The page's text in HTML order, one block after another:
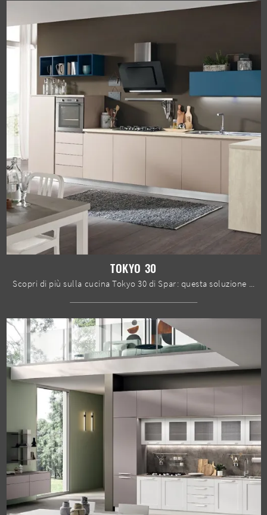
TOKYO 30
Scopri di più sulla cucina Tokyo 30 di Spar: questa soluzione in laccato opaco sarà l'acquisto ideale per te!